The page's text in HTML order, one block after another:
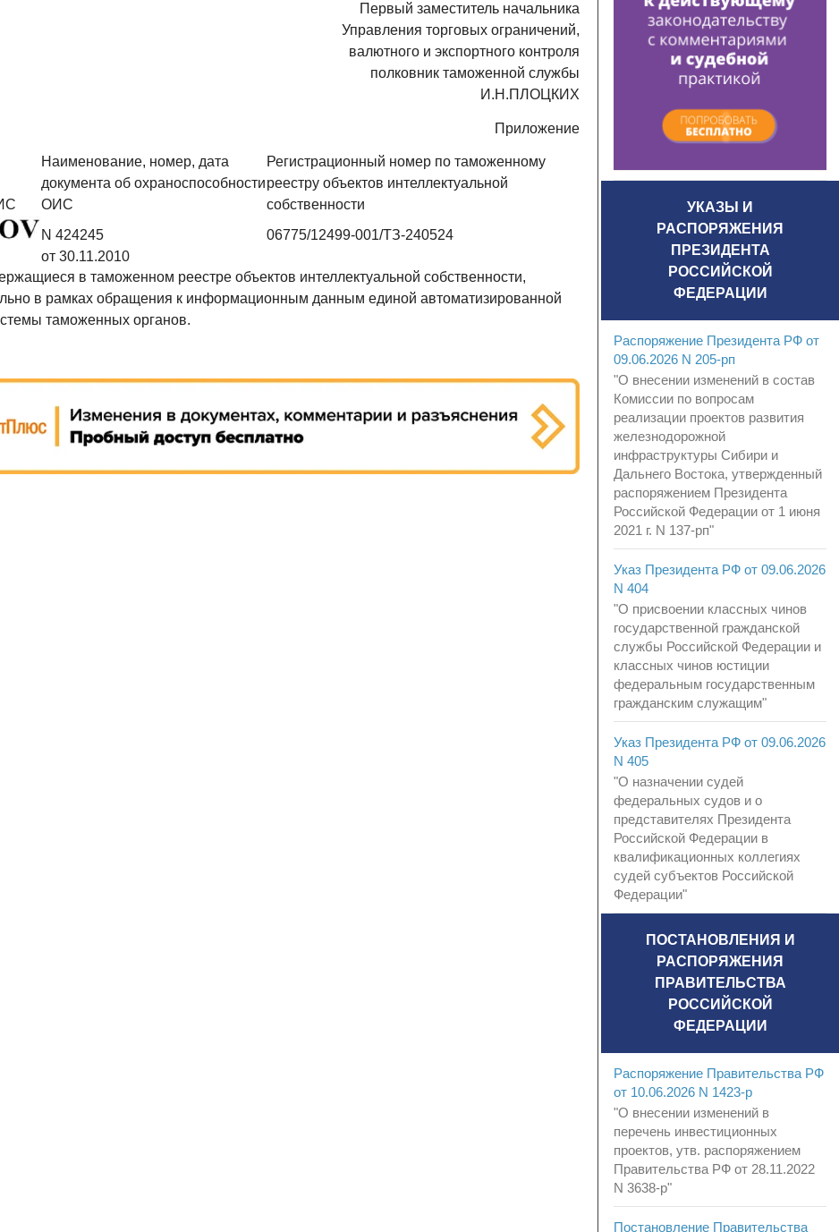
Первый заместитель начальника
Управления торговых ограничений,
валютного и экспортного контроля
полковник таможенной службы
И.Н.ПЛОЦКИХ
Приложение
Наименование, номер, дата
документа об охраноспособности
ОИС
Регистрационный номер по таможенному
реестру объектов интеллектуальной
собственности
N 424245
от 30.11.2010
06775/12499-001/ТЗ-240524
в таможенном реестре объектов интеллектуальной собственности,
в рамках обращения к информационным данным единой автоматизированной
таможенных органов.
УКАЗЫ И
РАСПОРЯЖЕНИЯ
ПРЕЗИДЕНТА
РОССИЙСКОЙ
ФЕДЕРАЦИИ
Распоряжение Президента РФ от
09.06.2026 N 205-рп
"О внесении изменений в состав
Комиссии по вопросам
реализации проектов развития
железнодорожной
инфраструктуры Сибири и
Дальнего Востока, утвержденный
распоряжением Президента
Российской Федерации от 1 июня
2021 г. N 137-рп"
Указ Президента РФ от 09.06.2026
N 404
"О присвоении классных чинов
государственной гражданской
службы Российской Федерации и
классных чинов юстиции
федеральным государственным
гражданским служащим"
Указ Президента РФ от 09.06.2026
N 405
"О назначении судей
федеральных судов и о
представителях Президента
Российской Федерации в
квалификационных коллегиях
судей субъектов Российской
Федерации"
ПОСТАНОВЛЕНИЯ И
РАСПОРЯЖЕНИЯ
ПРАВИТЕЛЬСТВА
РОССИЙСКОЙ
ФЕДЕРАЦИИ
Распоряжение Правительства РФ
от 10.06.2026 N 1423-р
"О внесении изменений в
перечень инвестиционных
проектов, утв. распоряжением
Правительства РФ от 28.11.2022
N 3638-р"
Постановление Правительства